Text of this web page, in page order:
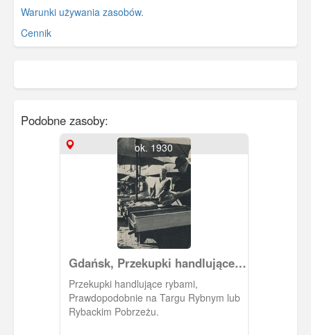
Warunki używania zasobów.
Cennik
Podobne zasoby:
ok. 1930
Gdańsk, Przekupki handlujące
rybami
Przekupki handlujące rybami,
Prawdopodobnie na Targu Rybnym lub
Rybackim Pobrzeżu.